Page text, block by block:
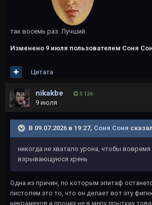
так восемь раз. Лучший.
Изменено 9 июля пользователем Соня
Цитата
nikakbe 5 136
9 июля
В 09.07.2026 в 19:27, Соня Соня
никогда не хватало урона, чтобы вовремя
взрывающуюся хрень
Одна из причин, по которым эпитаф
пистолем это то, что он делает вот эту
некрамехов и прочих не в меру прытких